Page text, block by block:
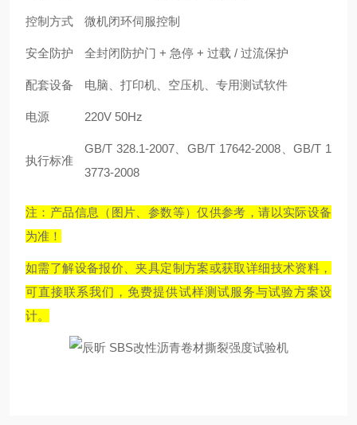
控制方式 微机闭环伺服控制
安全防护 全封闭防护门 + 急停 + 过载 / 过流保护
配套设备 电脑、打印机、空压机、专用测试软件
电源 220V 50Hz
执行标准
GB/T 328.1-2007、GB/T 17642-2008、GB/T 1
3773-2008
注：产品信息（图片、参数等）仅供参考，请以实际设备
为准！
如需了解设备报价、夹具定制方案或获取详细技术资料，
可直接联系我们，免费提供试样测试服务与试验方案设
计。